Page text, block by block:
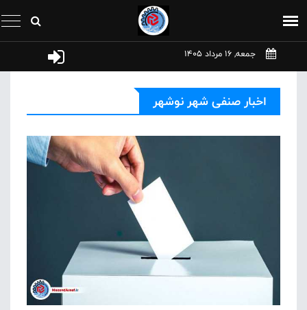
جمعه, 16 مرداد 1405
اخبار صنفی شهر نوشهر